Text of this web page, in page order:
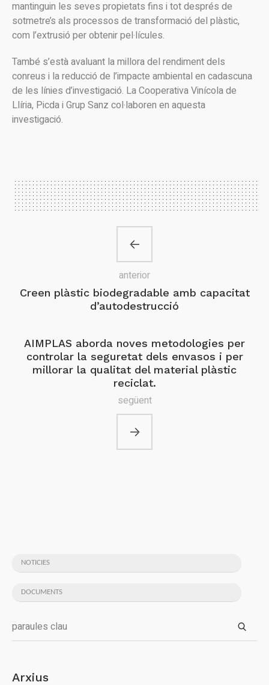
mantinguin les seves propietats fins i tot després de
sotmetre’s als processos de transformació del plàstic,
com l’extrusió per obtenir pel·lícules.
També s’està avaluant la millora del rendiment dels
conreus i la reducció de l’impacte ambiental en cadascuna
de les línies d’investigació. La Cooperativa Vinícola de
Llíria, Picda i Grup Sanz col·laboren en aquesta
investigació.
Creen plàstic biodegradable amb capacitat
d’autodestrucció
anterior
AIMPLAS aborda noves metodologies per
controlar la seguretat dels envasos i per
millorar la qualitat del material plàstic
reciclat.
següent
NOTICIES
DOCUMENTS
Arxius